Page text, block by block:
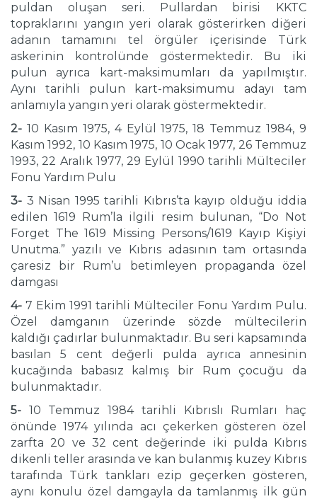
puldan oluşan seri. Pullardan birisi KKTC
topraklarını yangın yeri olarak gösterirken diğeri
adanın tamamını tel örgüler içerisinde Türk
askerinin kontrolünde göstermektedir. Bu iki
pulun ayrıca kart-maksimumları da yapılmıştır.
Aynı tarihli pulun kart-maksimumu adayı tam
anlamıyla yangın yeri olarak göstermektedir.
2- 10 Kasım 1975, 4 Eylül 1975, 18 Temmuz 1984, 9
Kasım 1992, 10 Kasım 1975, 10 Ocak 1977, 26 Temmuz
1993, 22 Aralık 1977, 29 Eylül 1990 tarihli Mülteciler
Fonu Yardım Pulu
3- 3 Nisan 1995 tarihli Kıbrıs’ta kayıp olduğu iddia
edilen 1619 Rum’la ilgili resim bulunan, “Do Not
Forget The 1619 Missing Persons/1619 Kayıp Kişiyi
Unutma.” yazılı ve Kıbrıs adasının tam ortasında
çaresiz bir Rum’u betimleyen propaganda özel
damgası
4- 7 Ekim 1991 tarihli Mülteciler Fonu Yardım Pulu.
Özel damganın üzerinde sözde mültecilerin
kaldığı çadırlar bulunmaktadır. Bu seri kapsamında
basılan 5 cent değerli pulda ayrıca annesinin
kucağında babasız kalmış bir Rum çocuğu da
bulunmaktadır.
5- 10 Temmuz 1984 tarihli Kıbrıslı Rumları haç
önünde 1974 yılında acı çekerken gösteren özel
zarfta 20 ve 32 cent değerinde iki pulda Kıbrıs
dikenli teller arasında ve kan bulanmış kuzey Kıbrıs
tarafında Türk tankları ezip geçerken gösteren,
aynı konulu özel damgayla da tamlanmış ilk gün